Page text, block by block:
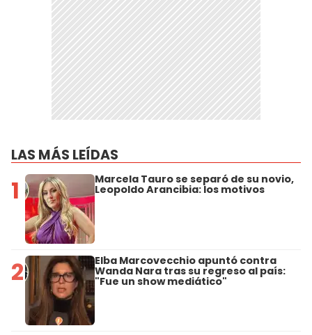
LAS MÁS LEÍDAS
1 Marcela Tauro se separó de su novio,
Leopoldo Arancibia: los motivos
2 Elba Marcovecchio apuntó contra
Wanda Nara tras su regreso al país:
"Fue un show mediático"